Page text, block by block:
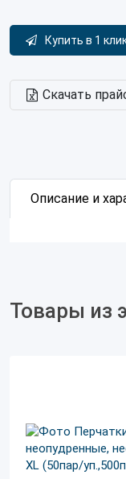
Купить в 1
Скачать
Описание и
Товары из